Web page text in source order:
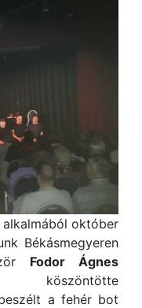
október
Békásmegyeren
Fodor Ágnes
a fehér bot